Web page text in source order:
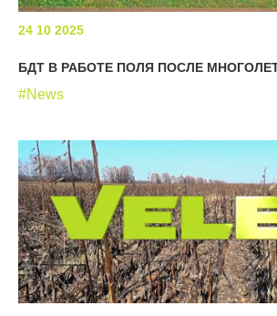
24 10 2025
БДТ В РАБОТЕ ПОЛЯ ПОСЛЕ
#News